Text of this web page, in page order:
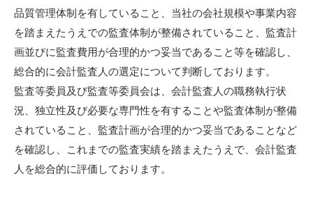
品質管理体制を有していること、当社の会社規模や事業内容
を踏まえたうえでの監査体制が整備されていること、監査計
画並びに監査費用が合理的かつ妥当であること等を確認し、
総合的に会計監査人の選定について判断しております。
監査等委員及び監査等委員会は、会計監査人の職務執行状
況、独立性及び必要な専門性を有することや監査体制が整備
されていること、監査計画が合理的かつ妥当であることなど
を確認し、これまでの監査実績を踏まえたうえで、会計監査
人を総合的に評価しております。